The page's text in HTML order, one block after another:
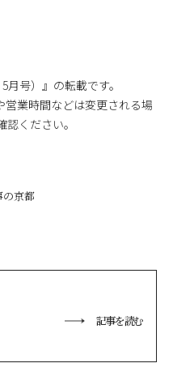
号）』の転載です。
業時間などは変更される場
ください。
の京都
記事を読む